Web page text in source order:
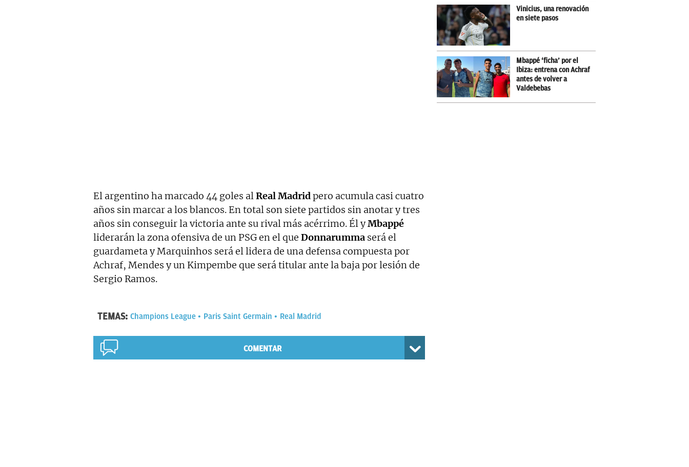
El argentino ha marcado 44 goles alReal Madridpero acumula casi cuatro
años sin marcar a los blancos. En total son siete partidos sin anotar y tres
años sin conseguir la victoria ante su rival más acérrimo. Él yMbappé
liderarán la zona ofensiva de un PSG en el que Donnarumma será el
guardameta y Marquinhos será el lidera de una defensa compuesta por
Achraf, Mendes y un Kimpembe que será titular ante la baja por lesión de
Sergio Ramos.
TEMAS: Champions League Paris Saint Germain Real Madrid
COMENTAR
Vinicius, una renovación
en siete pasos
Mbappé ‘ficha’ por el
Ibiza: entrena con Achraf
antes de volver a
Valdebebas